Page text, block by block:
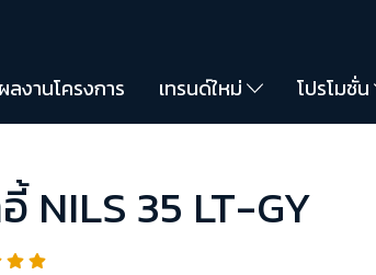
ผลงานโครงการ เทรนด์ใหม่ โปรโมชั่น
NILS 35 LT-GY